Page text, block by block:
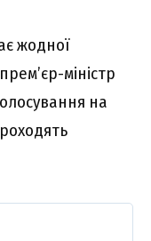
жодної
міністр
на